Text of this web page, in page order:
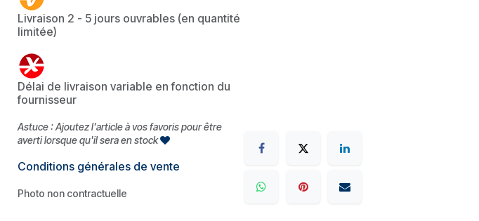
Livraison 2 - 5 jours ouvrables (en quantité
limitée)
Délai de livraison variable en fonction du
fournisseur
Astuce : Ajoutez l'article à vos favoris pour être
averti lorsque qu'il sera en stock
Conditions générales de vente
Photo non contractuelle